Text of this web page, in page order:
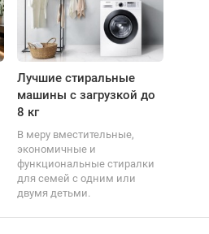
Лучшие стиральные
машины с загрузкой до
8 кг
В меру вместительные,
экономичные и
функциональные стиралки
для семей с одним или
двумя детьми.